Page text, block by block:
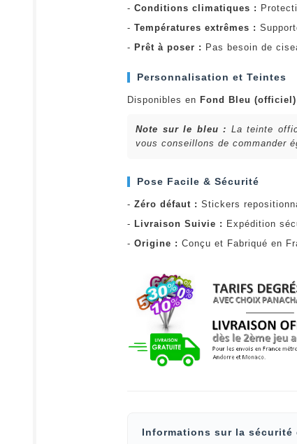
- Conditions climatiques :
- Températures extrêmes :
- Prêt à poser : Pas besoin de
Personnalisation et Teintes
Disponibles en Fond Bleu (officiel)
Note sur le bleu : La teinte
vous conseillons de commander
Pose Facile & Sécurité
- Zéro défaut : Stickers
- Livraison Suivie : Expédition
- Origine : Conçu et Fabriqué en
Informations sur la sécurité